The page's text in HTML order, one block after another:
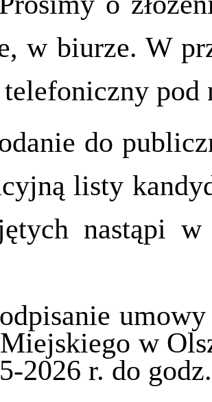
w biurze. W
pod
do
listy
nastąpi
umowy w
w
2026 r. do